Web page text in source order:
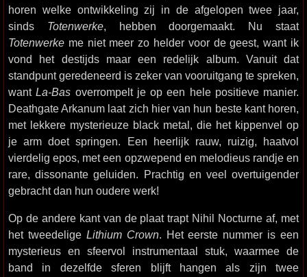
horen welke ontwikkeling zij in de afgelopen twee jaar,
sinds Totenwerke, hebben doorgemaakt. Nu staat
Totenwerke me niet meer zo helder voor de geest, want ik
vond het destijds maar een redelijk album. Vanuit dat
standpunt geredeneerd is zeker van vooruitgang te spreken,
wantLa-Bas overrompelt je op een hele positieve manier.
Deathgate Arkanum laat zich hier van hun beste kant horen,
met lekkere mysterieuze black metal, die het kippenvel op
je arm doet springen. Een heerlijk rauw, ruizig, haatvol
vierdelig epos, met een opzwepend en melodieus randje en
rare, dissonante geluiden. Prachtig en veel overtuigender
gebracht dan hun oudere werk!
Op de andere kant van de plaat trapt Nihil Nocturne af, met
het tweedelige Lithium Crown. Het eerste nummer is een
mysterieus en sfeervol instrumentaal stuk, waarmee de
band in dezelfde sferen blijft hangen als zijn twee